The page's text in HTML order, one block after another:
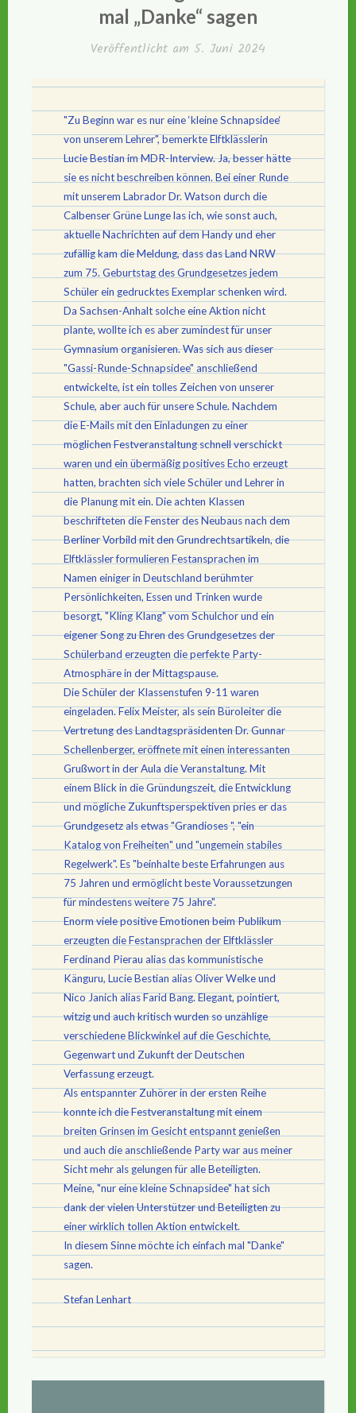
mal „Danke“ sagen
Veröffentlicht am 5. Juni 2024
"Zu Beginn war es nur eine ‘kleine Schnapsidee‘
von unserem Lehrer", bemerkte Elftklässlerin
Lucie Bestian im MDR-Interview. Ja, besser hätte
sie es nicht beschreiben können. Bei einer Runde
mit unserem Labrador Dr. Watson durch die
Calbenser Grüne Lunge las ich, wie sonst auch,
aktuelle Nachrichten auf dem Handy und eher
zufällig kam die Meldung, dass das Land NRW
zum 75. Geburtstag des Grundgesetzes jedem
Schüler ein gedrucktes Exemplar schenken wird.
Da Sachsen-Anhalt solche eine Aktion nicht
plante, wollte ich es aber zumindest für unser
Gymnasium organisieren. Was sich aus dieser
"Gassi-Runde-Schnapsidee" anschließend
entwickelte, ist ein tolles Zeichen von unserer
Schule, aber auch für unsere Schule. Nachdem
die E-Mails mit den Einladungen zu einer
möglichen Festveranstaltung schnell verschickt
waren und ein übermäßig positives Echo erzeugt
hatten, brachten sich viele Schüler und Lehrer in
die Planung mit ein. Die achten Klassen
beschrifteten die Fenster des Neubaus nach dem
Berliner Vorbild mit den Grundrechtsartikeln, die
Elftklässler formulieren Festansprachen im
Namen einiger in Deutschland berühmter
Persönlichkeiten, Essen und Trinken wurde
besorgt, "Kling Klang" vom Schulchor und ein
eigener Song zu Ehren des Grundgesetzes der
Schülerband erzeugten die perfekte Party-
Atmosphäre in der Mittagspause.
Die Schüler der Klassenstufen 9-11 waren
eingeladen. Felix Meister, als sein Büroleiter die
Vertretung des Landtagspräsidenten Dr. Gunnar
Schellenberger, eröffnete mit einen interessanten
Grußwort in der Aula die Veranstaltung. Mit
einem Blick in die Gründungszeit, die Entwicklung
und mögliche Zukunftsperspektiven pries er das
Grundgesetz als etwas "Grandioses ", "ein
Katalog von Freiheiten" und "ungemein stabiles
Regelwerk". Es "beinhalte beste Erfahrungen aus
75 Jahren und ermöglicht beste Voraussetzungen
für mindestens weitere 75 Jahre".
Enorm viele positive Emotionen beim Publikum
erzeugten die Festansprachen der Elftklässler
Ferdinand Pierau alias das kommunistische
Känguru, Lucie Bestian alias Oliver Welke und
Nico Janich alias Farid Bang. Elegant, pointiert,
witzig und auch kritisch wurden so unzählige
verschiedene Blickwinkel auf die Geschichte,
Gegenwart und Zukunft der Deutschen
Verfassung erzeugt.
Als entspannter Zuhörer in der ersten Reihe
konnte ich die Festveranstaltung mit einem
breiten Grinsen im Gesicht entspannt genießen
und auch die anschließende Party war aus meiner
Sicht mehr als gelungen für alle Beteiligten.
Meine, "nur eine kleine Schnapsidee" hat sich
dank der vielen Unterstützer und Beteiligten zu
einer wirklich tollen Aktion entwickelt.
In diesem Sinne möchte ich einfach mal "Danke"
sagen.
Stefan Lenhart